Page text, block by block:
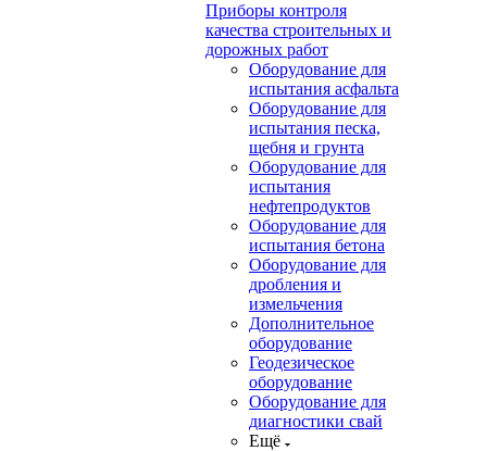
Приборы контроля
качества строительных и
дорожных работ
Оборудование для
испытания асфальта
Оборудование для
испытания песка,
щебня и грунта
Оборудование для
испытания
нефтепродуктов
Оборудование для
испытания бетона
Оборудование для
дробления и
измельчения
Дополнительное
оборудование
Геодезическое
оборудование
Оборудование для
диагностики свай
Ещё